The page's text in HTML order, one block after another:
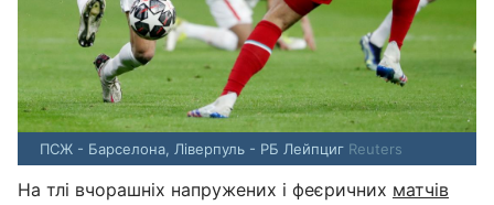
ПСЖ - Барселона, Ліверпуль - РБ Лейпциг Reuters
На тлі вчорашніх напружених і феєричних матчів